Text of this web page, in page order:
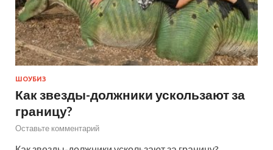
ШОУБИЗ
Как звезды-должники ускользают за
границу?
Оставьте комментарий